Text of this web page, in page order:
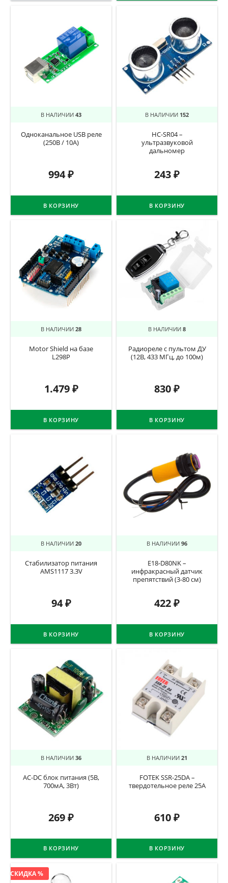
В НАЛИЧИИ 43
Одноканальное USB реле
(250В / 10А)
994₽
В КОРЗИНУ
В НАЛИЧИИ 152
HC-SR04 –
ультразвуковой
дальномер
243₽
В КОРЗИНУ
В НАЛИЧИИ 28
Motor Shield на базе
L298P
1.479₽
В КОРЗИНУ
В НАЛИЧИИ 8
Радиореле с пультом ДУ
(12В, 433 МГц, до 100м)
830₽
В КОРЗИНУ
В НАЛИЧИИ 20
Стабилизатор питания
AMS1117 3.3V
94₽
В КОРЗИНУ
В НАЛИЧИИ 96
E18-D80NK –
инфракрасный датчик
препятствий (3-80 см)
422₽
В КОРЗИНУ
В НАЛИЧИИ 36
AC-DC блок питания (5В,
700мА, 3Вт)
269₽
В КОРЗИНУ
В НАЛИЧИИ 21
FOTEK SSR-25DA –
твердотельное реле 25А
610₽
В КОРЗИНУ
СКИДКА %